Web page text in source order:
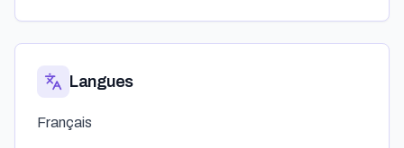
Langues
Français